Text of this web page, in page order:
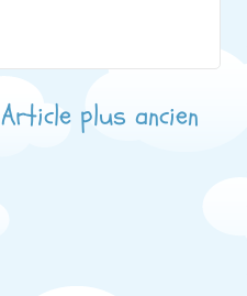
Article plus ancien